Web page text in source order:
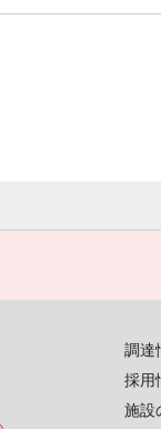
調達
採用
施設